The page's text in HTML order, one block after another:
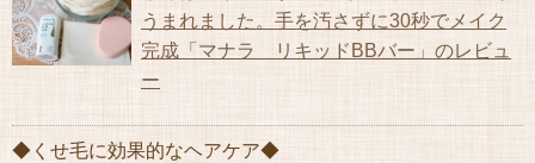
うまれました。手を汚さずに30秒でメイク
完成「マナラ リキッドBBバー」のレビュ
ー
◆くせ毛に効果的なヘアケア◆